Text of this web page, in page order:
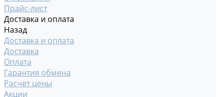
Прайс-лист
Доставка и оплата
Назад
Доставка и оплата
Доставка
Оплата
Гарантия обмена
Расчет цены
Акции